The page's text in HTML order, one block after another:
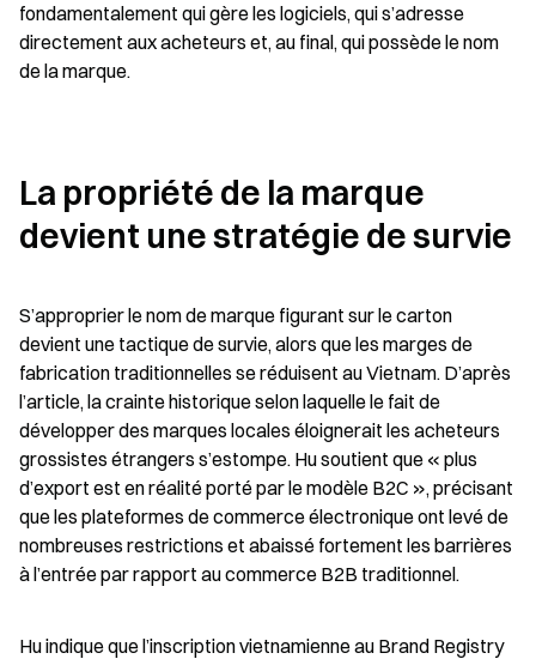
fondamentalement qui gère les logiciels, qui s’adresse
directement aux acheteurs et, au final, qui possède le nom
de la marque.
La propriété de la marque
devient une stratégie de survie
S’approprier le nom de marque figurant sur le carton
devient une tactique de survie, alors que les marges de
fabrication traditionnelles se réduisent au Vietnam. D’après
l’article, la crainte historique selon laquelle le fait de
développer des marques locales éloignerait les acheteurs
grossistes étrangers s’estompe. Hu soutient que « plus
d’export est en réalité porté par le modèle B2C », précisant
que les plateformes de commerce électronique ont levé de
nombreuses restrictions et abaissé fortement les barrières
à l’entrée par rapport au commerce B2B traditionnel.
Hu indique que l’inscription vietnamienne au Brand Registry